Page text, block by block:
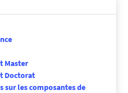
Master
Doctorat
les composantes de